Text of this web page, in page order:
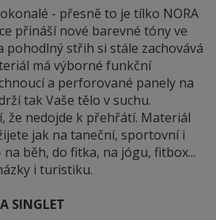
- přesně to je tílko NORA
přináší nové barevné tóny ve
pohodlný střih si stále zachovává
má výborné funkční
a perforované panely na
tak Vaše tělo v suchu.
že nedojde k přehřátí. Materiál
jak na taneční, sportovní i
běh, do fitka, na jógu, fitbox...
i turistiku.
SINGLET